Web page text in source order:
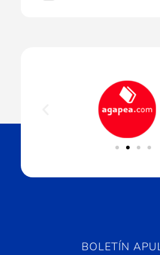
BOLETÍN